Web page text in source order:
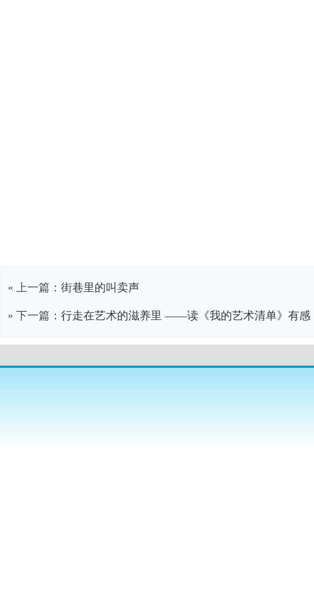
« 上一篇： 街巷里的叫卖声
» 下一篇： 行走在艺术的滋养里 ——读《我的艺术清单》有感